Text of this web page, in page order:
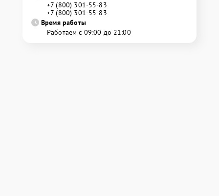
+7 (800) 301-55-83
+7 (800) 301-55-83
Время работы
Работаем с 09:00 до 21:00